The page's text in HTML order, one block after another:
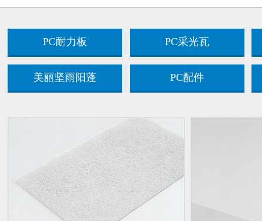
PC耐力板 PC采光瓦
美丽坚雨阳蓬 PC配件